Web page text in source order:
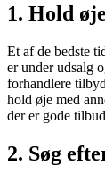
1. Hold
Et af de bedste
er under udsalg
forhandlere
hold øje med
der er gode
2. Søg